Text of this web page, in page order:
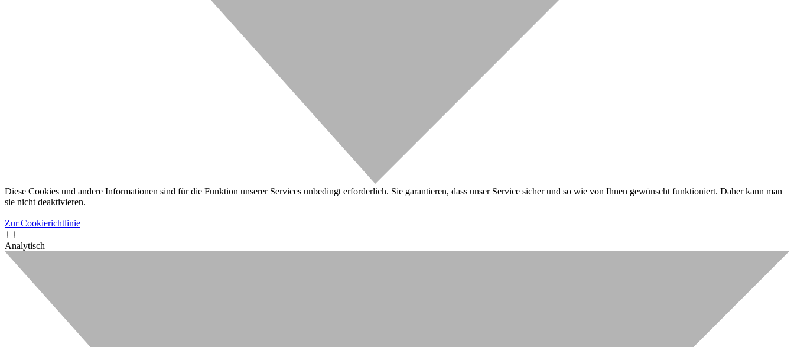
Diese Cookies und andere Informationen sind für die Funktion unserer Services unbedingt erforderlich. Sie garantieren, dass unser Service sicher und so wie von Ihnen gewünscht funktioniert. Daher kann man
sie nicht deaktivieren.
Zur Cookierichtlinie
Analytisch